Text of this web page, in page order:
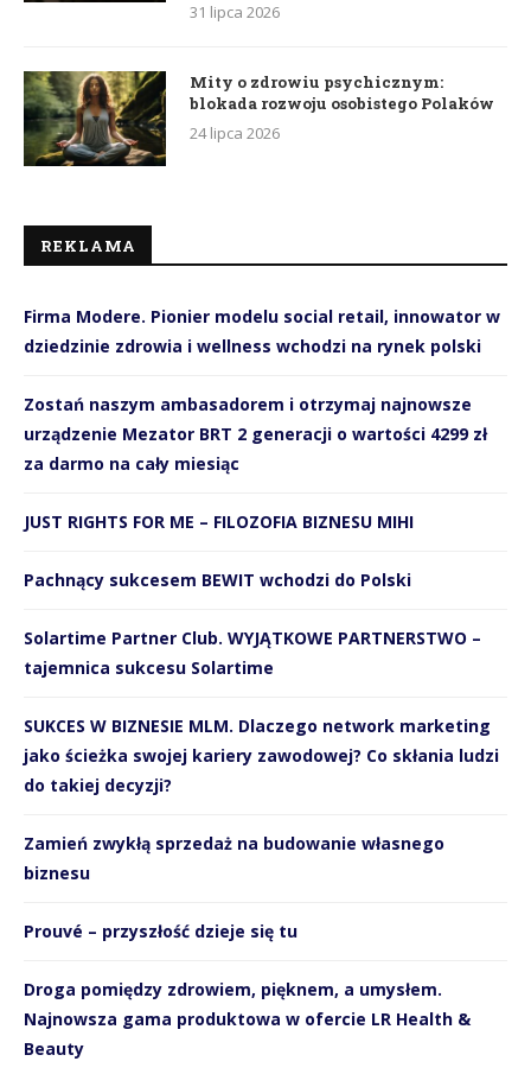
31 lipca 2026
Mity o zdrowiu psychicznym:
blokada rozwoju osobistego Polaków
24 lipca 2026
REKLAMA
Firma Modere. Pionier modelu social retail, innowator w
dziedzinie zdrowia i wellness wchodzi na rynek polski
Zostań naszym ambasadorem i otrzymaj najnowsze
urządzenie Mezator BRT 2 generacji o wartości 4299 zł
za darmo na cały miesiąc
JUST RIGHTS FOR ME – FILOZOFIA BIZNESU MIHI
Pachnący sukcesem BEWIT wchodzi do Polski
Solartime Partner Club. WYJĄTKOWE PARTNERSTWO –
tajemnica sukcesu Solartime
SUKCES W BIZNESIE MLM. Dlaczego network marketing
jako ścieżka swojej kariery zawodowej? Co skłania ludzi
do takiej decyzji?
Zamień zwykłą sprzedaż na budowanie własnego
biznesu
Prouvé – przyszłość dzieje się tu
Droga pomiędzy zdrowiem, pięknem, a umysłem.
Najnowsza gama produktowa w ofercie LR Health &
Beauty